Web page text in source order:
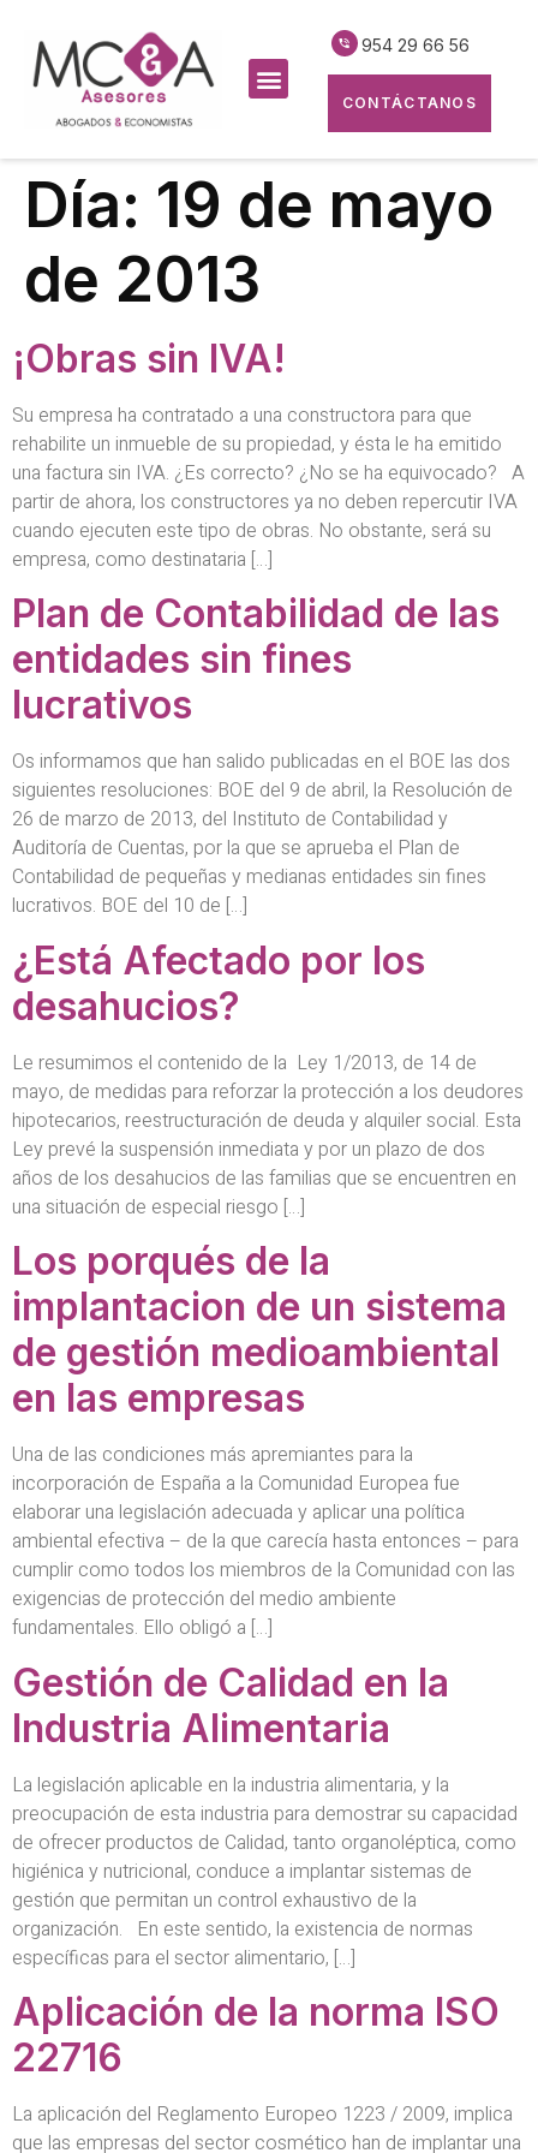
954 29 66 56
CONTÁCTANOS
Día: 19 de mayo
de 2013
¡Obras sin IVA!
Su empresa ha contratado a una constructora para que
rehabilite un inmueble de su propiedad, y ésta le ha emitido
una factura sin IVA. ¿Es correcto? ¿No se ha equivocado? A
partir de ahora, los constructores ya no deben repercutir IVA
cuando ejecuten este tipo de obras. No obstante, será su
empresa, como destinataria […]
Plan de Contabilidad de las
entidades sin fines
lucrativos
Os informamos que han salido publicadas en el BOE las dos
siguientes resoluciones: BOE del 9 de abril, la Resolución de
26 de marzo de 2013, del Instituto de Contabilidad y
Auditoría de Cuentas, por la que se aprueba el Plan de
Contabilidad de pequeñas y medianas entidades sin fines
lucrativos. BOE del 10 de […]
¿Está Afectado por los
desahucios?
Le resumimos el contenido de la Ley 1/2013, de 14 de
mayo, de medidas para reforzar la protección a los deudores
hipotecarios, reestructuración de deuda y alquiler social. Esta
Ley prevé la suspensión inmediata y por un plazo de dos
años de los desahucios de las familias que se encuentren en
una situación de especial riesgo […]
Los porqués de la
implantacion de un sistema
de gestión medioambiental
en las empresas
Una de las condiciones más apremiantes para la
incorporación de España a la Comunidad Europea fue
elaborar una legislación adecuada y aplicar una política
ambiental efectiva – de la que carecía hasta entonces – para
cumplir como todos los miembros de la Comunidad con las
exigencias de protección del medio ambiente
fundamentales. Ello obligó a […]
Gestión de Calidad en la
Industria Alimentaria
La legislación aplicable en la industria alimentaria, y la
preocupación de esta industria para demostrar su capacidad
de ofrecer productos de Calidad, tanto organoléptica, como
higiénica y nutricional, conduce a implantar sistemas de
gestión que permitan un control exhaustivo de la
organización. En este sentido, la existencia de normas
específicas para el sector alimentario, […]
Aplicación de la norma ISO
22716
La aplicación del Reglamento Europeo 1223 / 2009, implica
que las empresas del sector cosmético han de implantar una